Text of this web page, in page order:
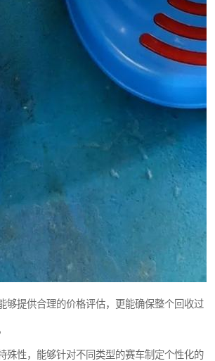
够提供合理的价格评估，更能确保整个回收过
殊性，能够针对不同类型的赛车制定个性化的